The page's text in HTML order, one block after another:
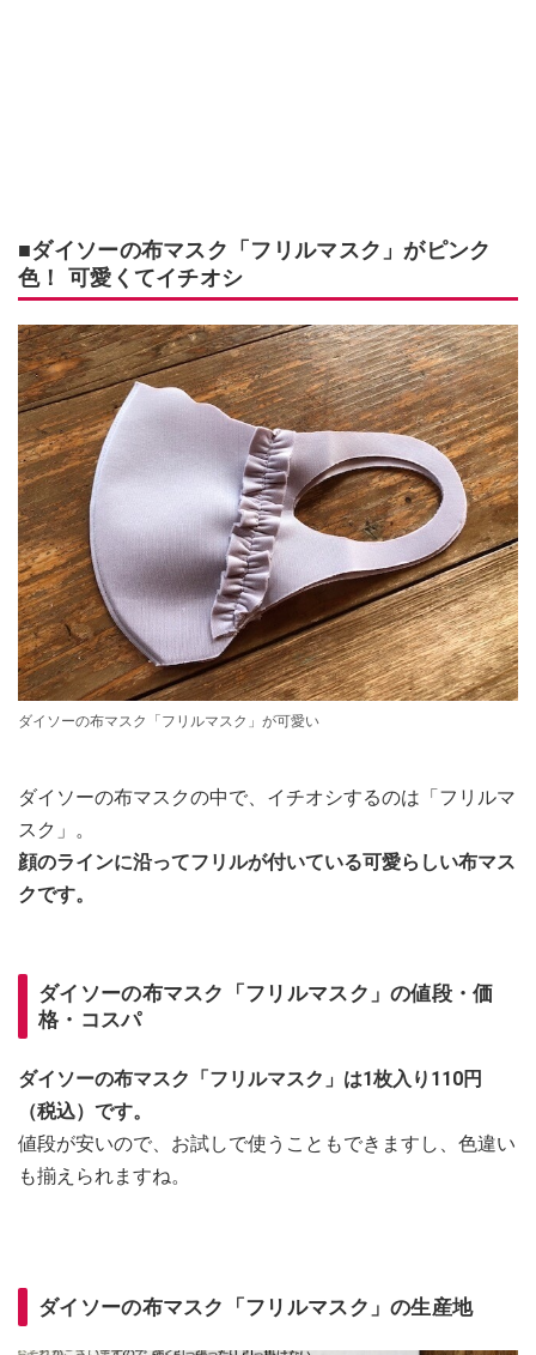
■ダイソーの布マスク「フリルマスク」がピンク
色！ 可愛くてイチオシ
ダイソーの布マスク「フリルマスク」が可愛い
ダイソーの布マスクの中で、イチオシするのは「フリルマ
スク」。
顔のラインに沿ってフリルが付いている可愛らしい布マス
クです。
ダイソーの布マスク「フリルマスク」の値段・価
格・コスパ
ダイソーの布マスク「フリルマスク」は1枚入り110円
（税込）です。
値段が安いので、お試しで使うこともできますし、色違い
も揃えられますね。
ダイソーの布マスク「フリルマスク」の生産地